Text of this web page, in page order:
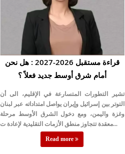
قراءة مستقبل 2026-2027 : هل نحن
أمام شرق أوسط جديد فعلاً ؟
تشير التطورات المتسارعة في الإقليم، الى أن
التوتر بين إسرائيل وإيران يواصل امتداداته عبر لبنان
وغزة واليمن، ومع دخول الشرق الأوسط مرحلة
معقدة تتجاوز منطق الأزمات التقليدية لإعادة ت...
Read more